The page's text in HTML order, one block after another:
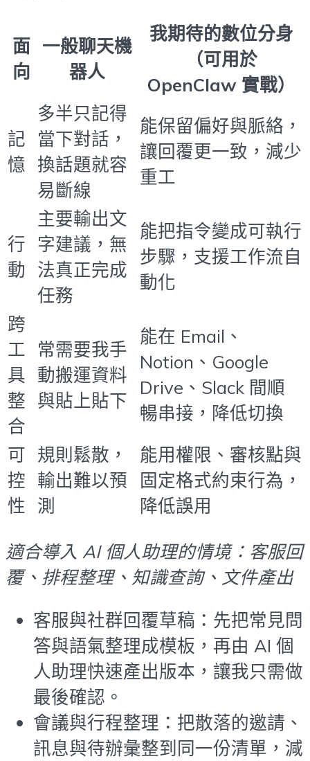
面
向
一般聊天機
器人
我期待的數位分身
（可用於
OpenClaw 實戰）
記
憶
多半只記得
當下對話，
換話題就容
易斷線
能保留偏好與脈絡，
讓回覆更一致，減少
重工
行
動
主要輸出文
字建議，無
法真正完成
任務
能把指令變成可執行
步驟，支援工作流自
動化
跨
工
具
整
合
常需要我手
動搬運資料
與貼上貼下
能在 Email、
Notion、Google
Drive、Slack 間順
暢串接，降低切換
可
控
性
規則鬆散，
輸出難以預
測
能用權限、審核點與
固定格式約束行為，
降低誤用
適合導入 AI 個人助理的情境：客服回
覆、排程整理、知識查詢、文件產出
客服與社群回覆草稿：先把常見問
答與語氣整理成模板，再由 AI 個
人助理快速產出版本，讓我只需做
最後確認。
會議與行程整理：把散落的邀請、
訊息與待辦彙整到同一份清單，減